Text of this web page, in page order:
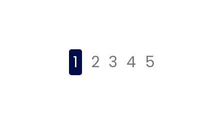
1 2 3 4 5